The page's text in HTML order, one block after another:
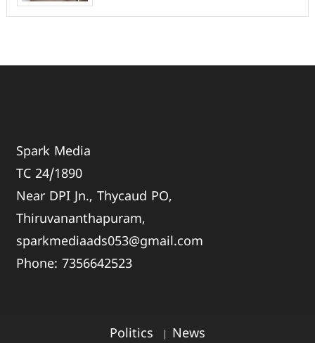
Spark Media
TC 24/1890
Near DPI Jn., Thycaud PO,
Thiruvananthapuram,
sparkmediaads053@gmail.com
Phone:7356642523
Politics News